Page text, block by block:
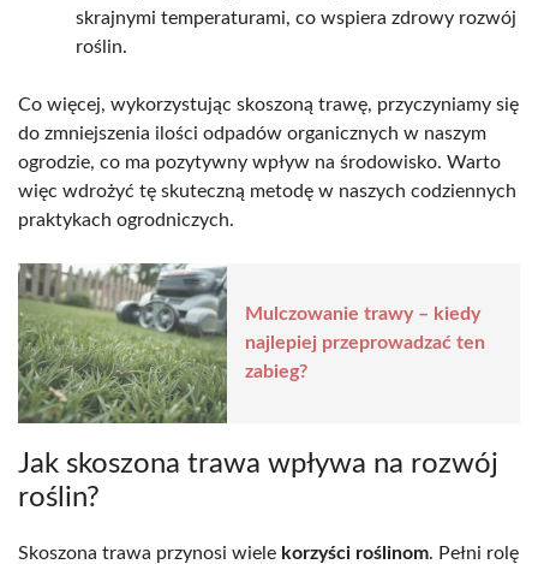
skrajnymi temperaturami, co wspiera zdrowy rozwój
roślin.
Co więcej, wykorzystując skoszoną trawę, przyczyniamy się
do zmniejszenia ilości odpadów organicznych w naszym
ogrodzie, co ma pozytywny wpływ na środowisko. Warto
więc wdrożyć tę skuteczną metodę w naszych codziennych
praktykach ogrodniczych.
Mulczowanie trawy – kiedy
najlepiej przeprowadzać ten
zabieg?
Jak skoszona trawa wpływa na rozwój
roślin?
Skoszona trawa przynosi wiele korzyści roślinom. Pełni rolę